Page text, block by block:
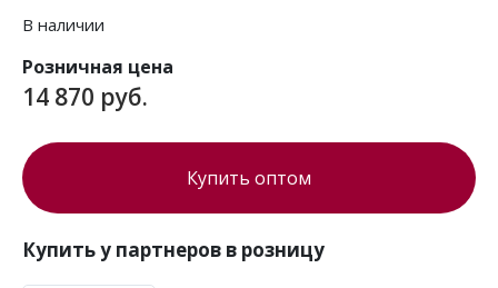
В наличии
Розничная цена
14 870 руб.
Купить оптом
Купить у партнеров в розницу